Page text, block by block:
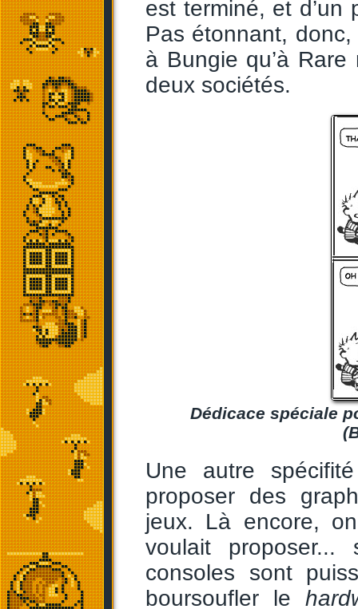
est terminé, et d’un
Pas étonnant,
à Bungie qu’à
deux sociétés.
Dédicace spéciale
Une autre
proposer des
jeux. Là encore,
voulait
consoles sont
boursoufler le